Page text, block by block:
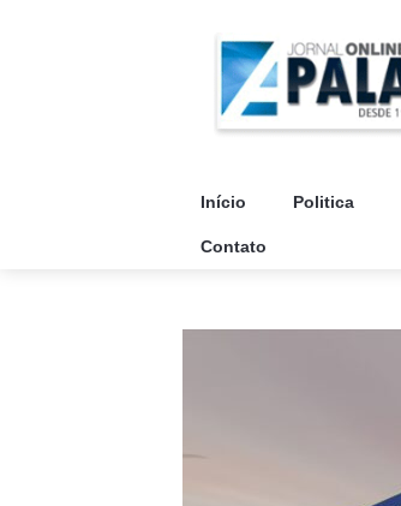
Início Politica
Contato